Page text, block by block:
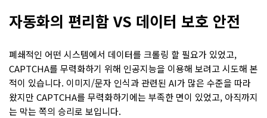
자동화의 편리함 VS 데이터 보호 안전
폐쇄적인 어떤 시스템에서 데이터를 크롤링 할 필요가 있었고,
CAPTCHA를 무력화하기 위해 인공지능을 이용해 보려고 시도해 본
적이 있습니다. 이미지/문자 인식과 관련된 AI가 많은 수준을 따라
왔지만 CAPTCHA를 무력화하기에는 부족한 면이 있었고, 아직까지
는 막는 쪽의 승리로 보입니다.